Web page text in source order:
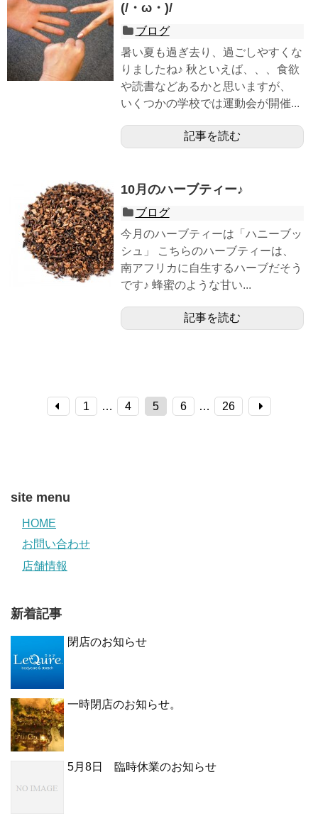
(/・ω・)/
ブログ
暑い夏も過ぎ去り、過ごしやすくな
りましたね♪ 秋といえば、、、食欲
や読書などあるかと思いますが、
いくつかの学校では運動会が開催...
記事を読む
10月のハーブティー♪
ブログ
今月のハーブティーは「ハニーブッ
シュ」 こちらのハーブティーは、
南アフリカに自生するハーブだそう
です♪ 蜂蜜のような甘い...
記事を読む
1 … 4 5 6 … 26
site menu
HOME
お問い合わせ
店舗情報
新着記事
閉店のお知らせ
一時閉店のお知らせ。
5月8日 臨時休業のお知らせ